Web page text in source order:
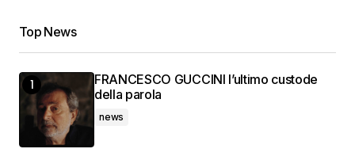
Top News
FRANCESCO GUCCINI l’ultimo custode
della parola
news